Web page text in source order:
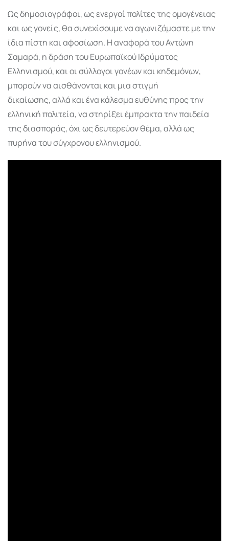
Ως δημοσιογράφοι, ως ενεργοί πολίτες της ομογένειας
και ως γονείς, θα συνεχίσουμε να αγωνιζόμαστε με την
ίδια πίστη και αφοσίωση. Η αναφορά του Αντώνη
Σαμαρά, η δράση του Ευρωπαϊκού Ιδρύματος
Ελληνισμού, και οι σύλλογοι γονέων και κηδεμόνων,
μπορούν να αισθάνονται και μια στιγμή
δικαίωσης, αλλά και ένα κάλεσμα ευθύνης προς την
ελληνική πολιτεία, να στηρίξει έμπρακτα την παιδεία
της διασποράς, όχι ως δευτερεύον θέμα, αλλά ως
πυρήνα του σύγχρονου ελληνισμού.